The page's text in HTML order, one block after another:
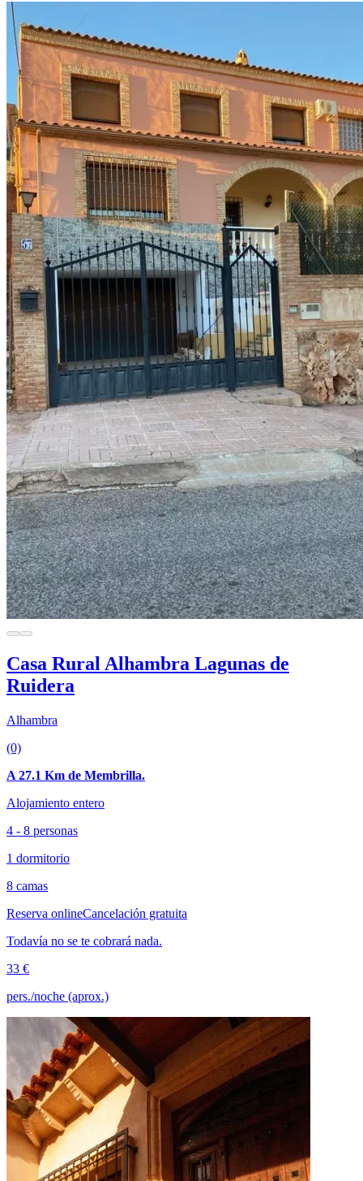
Casa Rural Alhambra Lagunas de
Ruidera
Alhambra
(0)
A 27.1 Km de Membrilla.
Alojamiento entero
4 - 8 personas
1 dormitorio
8 camas
Reserva onlineCancelación gratuita
Todavía no se te cobrará nada.
33 €
pers./noche (aprox.)